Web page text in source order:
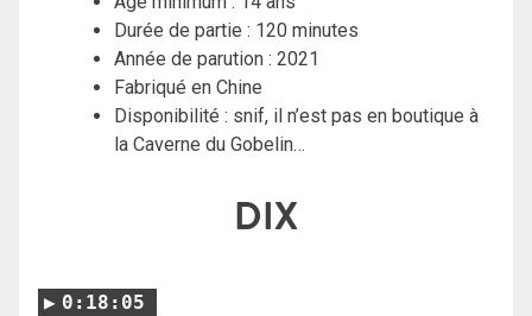
Durée de partie : 120 minutes
Année de parution : 2021
Fabriqué en Chine
Disponibilité : snif, il n’est pas en boutique à
la Caverne du Gobelin…
DIX
0:18:05